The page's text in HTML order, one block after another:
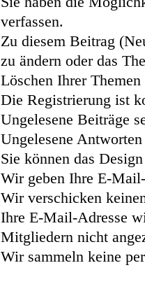
verfassen.
Zu diesem Beitrag
zu ändern oder das
Löschen Ihrer
Die Registrierung ist
Ungelesene Beiträge
Ungelesene
Sie können das
Wir geben Ihre E-
Wir verschicken
Ihre E-Mail-Adresse
Mitgliedern nicht
Wir sammeln keine